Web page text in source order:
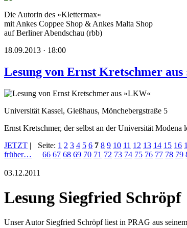
Die Autorin des »Klettermax«
mit Ankes Coppee Shop & Ankes Malta Shop
auf Berliner Abendschau (rbb)
18.09.2013 · 18:00
Lesung von Ernst Kretschmer
Universität Kassel, Gießhaus, Mönchebergstraße 5
Ernst Kretschmer, der selbst an der Universität
JETZT |
früher…
Seite: 1 2 3 4 5 6 7 8 9 10 11 12 13 14 15 16
66 67 68 69 70 71 72 73 74 75 76 77 78 79
03.12.2011
Lesung Siegfried Schröpf
Unser Autor Siegfried Schröpf liest in PRAG aus